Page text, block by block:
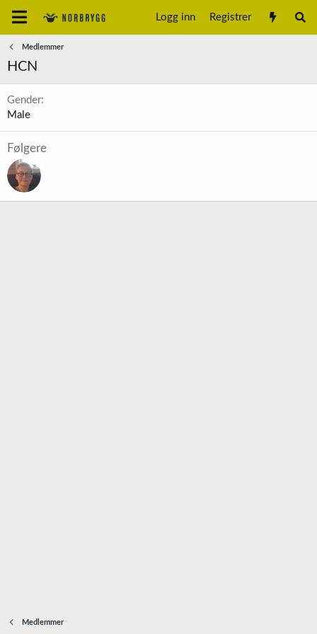
Logg inn Registrer
Medlemmer
HCN
Gender
Male
Følgere
Medlemmer